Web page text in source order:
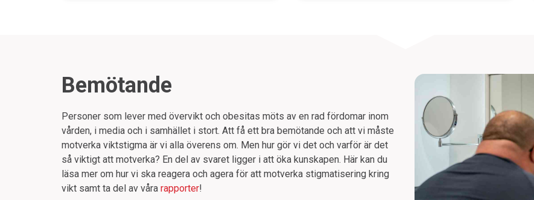
Bemötande
Personer som lever med övervikt och obesitas möts av en rad fördomar inom
vården, i media och i samhället i stort. Att få ett bra bemötande och att vi måste
motverka viktstigma är vi alla överens om. Men hur gör vi det och varför är det
så viktigt att motverka? En del av svaret ligger i att öka kunskapen. Här kan du
läsa mer om hur vi ska reagera och agera för att motverka stigmatisering kring
vikt samt ta del av våra rapporter!